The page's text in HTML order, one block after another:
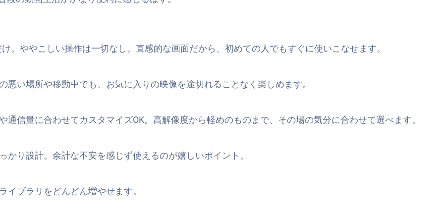
。ややこしい操作は一切なし。直感的な画面だから、初めての人でもすぐに使いこなせます。
い場所や移動中でも、お気に入りの映像を途切れることなく楽しめます。
信量に合わせてカスタマイズOK。高解像度から軽めのものまで、その場の気分に合わせて選べます。
り設計。余計な不安を感じず使えるのが嬉しいポイント。
ブラリをどんどん増やせます。